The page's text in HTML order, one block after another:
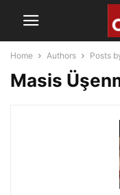
Home Authors Posts
Masis